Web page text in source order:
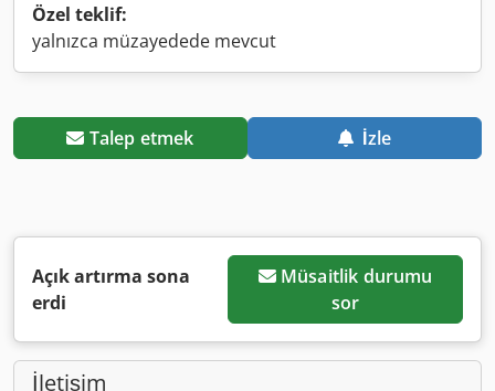
Özel teklif:
yalnızca müzayedede mevcut
Talep etmek İzle
Açık artırma sona
erdi
Müsaitlik durumu
sor
İletişim